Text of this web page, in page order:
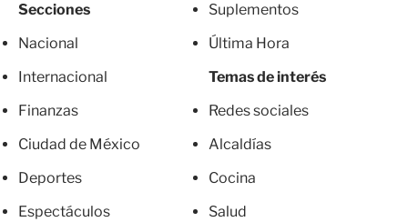
Secciones
Nacional
Internacional
Finanzas
Ciudad de México
Deportes
Espectáculos
Suplementos
Última Hora
Temas de interés
Redes sociales
Alcaldías
Cocina
Salud